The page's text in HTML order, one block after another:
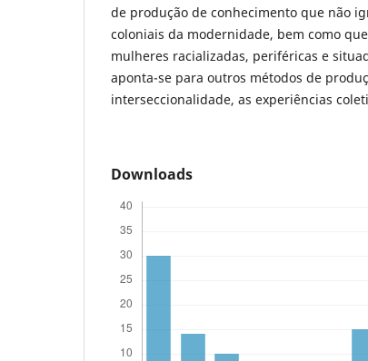
de produção de conhecimento que não
coloniais da modernidade, bem como
mulheres racializadas, periféricas e
aponta-se para outros métodos de
interseccionalidade, as experiências
Downloads